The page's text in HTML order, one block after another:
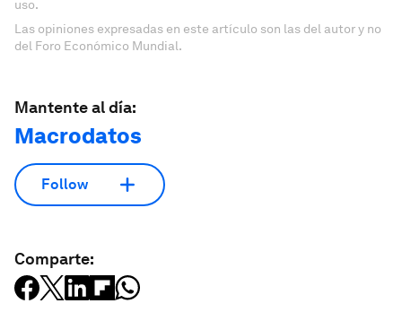
uso.
Las opiniones expresadas en este artículo son las del autor y no
del Foro Económico Mundial.
Mantente al día:
Macrodatos
Follow
Comparte: